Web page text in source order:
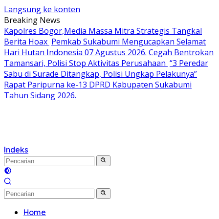
Langsung ke konten
Breaking News
Kapolres Bogor,Media Massa Mitra Strategis Tangkal
Berita Hoax Pemkab Sukabumi Mengucapkan Selamat
Hari Hutan Indonesia 07 Agustus 2026. Cegah Bentrokan
Tamansari, Polisi Stop Aktivitas Perusahaan “3 Peredar
Sabu di Surade Ditangkap, Polisi Ungkap Pelakunya”
Rapat Paripurna ke-13 DPRD Kabupaten Sukabumi
Tahun Sidang 2026.
Indeks
Home